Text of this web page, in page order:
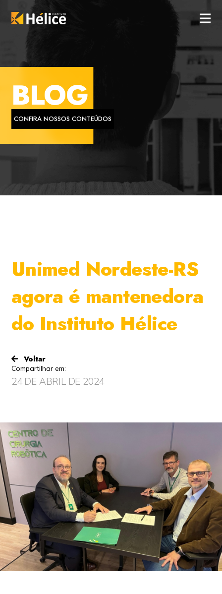
BLOG
CONFIRA NOSSOS CONTEÚDOS
Unimed Nordeste-RS
agora é mantenedora
do Instituto Hélice
Voltar
Compartilhar em:
24 DE ABRIL DE 2024